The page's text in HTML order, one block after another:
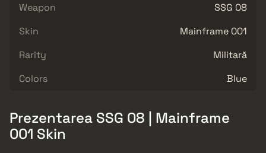
Weapon
SSG 08
Skin
Mainframe 001
Rarity
Militară
Colors
Blue
Prezentarea SSG 08 | Mainframe
001 Skin